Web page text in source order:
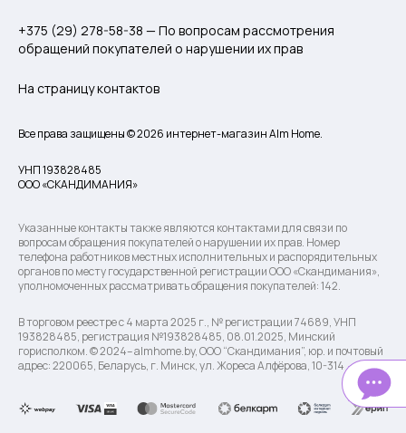
+375 (29) 278-58-38 — По вопросам рассмотрения
обращений покупателей о нарушении их прав
На страницу контактов
Все права защищены © 2026 интернет-магазин Alm Home.
УНП 193828485
ООО «СКАНДИМАНИЯ»
Указанные контакты также являются контактами для связи по
вопросам обращения покупателей о нарушении их прав. Номер
телефона работников местных исполнительных и распорядительных
органов по месту государственной регистрации ООО «Скандимания»,
уполномоченных рассматривать обращения покупателей: 142.
В торговом реестре с 4 марта 2025 г., № регистрации 74689, УНП
193828485, регистрация №193828485, 08.01.2025, Минский
горисполком. © 2024– almhome.by, ООО “Скандимания”, юр. и почтовый
адрес: 220065, Беларусь, г. Минск, ул. Жореса Алфёрова, 10-314